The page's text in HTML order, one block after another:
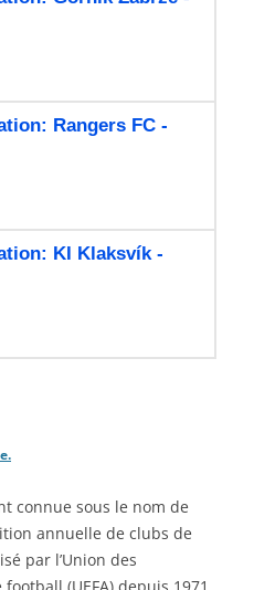
connue sous le nom de
annuelle de clubs de
par l’Union des